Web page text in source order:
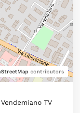
contributors
TV